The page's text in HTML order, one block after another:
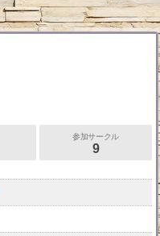
参加サークル
9